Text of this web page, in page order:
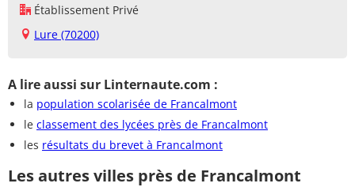
Établissement Privé
Lure (70200)
A lire aussi sur Linternaute.com :
la population scolarisée de Francalmont
le classement des lycées près de Francalmont
les résultats du brevet à Francalmont
Les autres villes près de Francalmont